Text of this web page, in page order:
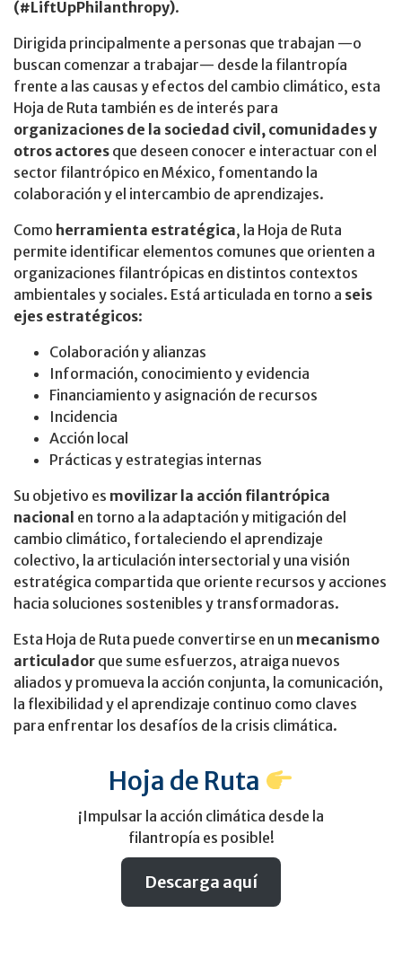
(#LiftUpPhilanthropy).
Dirigida principalmente a personas que trabajan —o
buscan comenzar a trabajar— desde la filantropía
frente a las causas y efectos del cambio climático, esta
Hoja de Ruta también es de interés para
organizaciones de la sociedad civil, comunidades y
otros actores que deseen conocer e interactuar con el
sector filantrópico en México, fomentando la
colaboración y el intercambio de aprendizajes.
Como herramienta estratégica, la Hoja de Ruta
permite identificar elementos comunes que orienten a
organizaciones filantrópicas en distintos contextos
ambientales y sociales. Está articulada en torno a seis
ejes estratégicos:
Colaboración y alianzas
Información, conocimiento y evidencia
Financiamiento y asignación de recursos
Incidencia
Acción local
Prácticas y estrategias internas
Su objetivo es movilizar la acción filantrópica
nacional en torno a la adaptación y mitigación del
cambio climático, fortaleciendo el aprendizaje
colectivo, la articulación intersectorial y una visión
estratégica compartida que oriente recursos y acciones
hacia soluciones sostenibles y transformadoras.
Esta Hoja de Ruta puede convertirse en un mecanismo
articulador que sume esfuerzos, atraiga nuevos
aliados y promueva la acción conjunta, la comunicación,
la flexibilidad y el aprendizaje continuo como claves
para enfrentar los desafíos de la crisis climática.
Hoja de Ruta
¡Impulsar la acción climática desde la
filantropía es posible!
Descarga aquí